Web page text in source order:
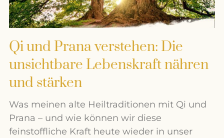
Qi und Prana verstehen: Die
unsichtbare Lebenskraft nähren
und stärken
Was meinen alte Heiltraditionen mit Qi und
Prana – und wie können wir diese
feinstoffliche Kraft heute wieder in unser